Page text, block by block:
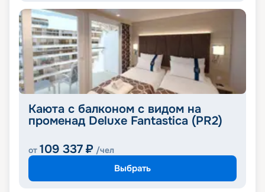
Каюта с балконом с видом на
променад Deluxe Fantastica (PR2)
от 109 337 ₽ /чел
Выбрать